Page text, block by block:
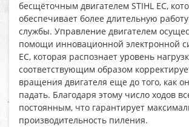
бесщёточным двигателем STIHL EC,
обеспечивает более длительную
службы. Управление двигателем
помощи инновационной электронной
EC, которая распознает уровень
соответствующим образом
вращения двигателя еще до того, как
падать. Благодаря этому число ходов
постоянным, что гарантирует
производительность пиления.